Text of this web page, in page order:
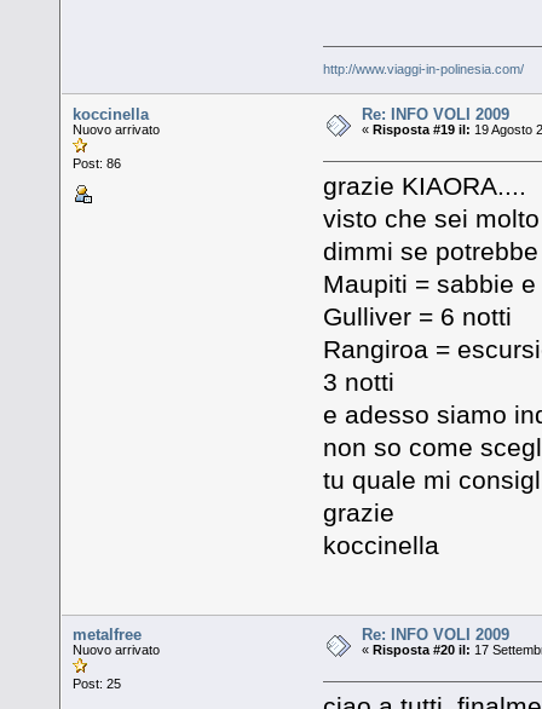
http://www.viaggi-in-polinesia.com/
koccinella
Nuovo arrivato
Post: 86
Re: INFO VOLI 2009
«Risposta #19 il: 19 Agosto
grazie KIAORA....
visto che sei
dimmi se
Maupiti = sabbie
Gulliver = 6 notti
Rangiroa =
3 notti
e adesso siamo
non so come
tu quale mi
grazie
koccinella
metalfree
Nuovo arrivato
Post: 25
Re: INFO VOLI 2009
«Risposta #20 il: 17